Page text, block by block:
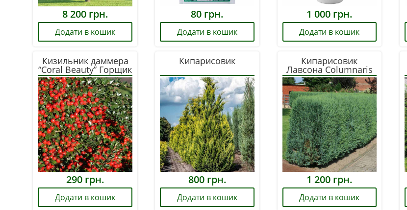
8 200грн.
Додати в кошик
80 грн.
Додати в кошик
1 000грн.
Додати в кошик
Кизильник даммера
“Coral Beauty” Горщик
С2
290грн.
Додати в кошик
Кипарисовик
800грн.
Додати в кошик
Кипарисовик
Лавсона Columnaris
90, 110, 130 см
1 200грн.
Додати в кошик